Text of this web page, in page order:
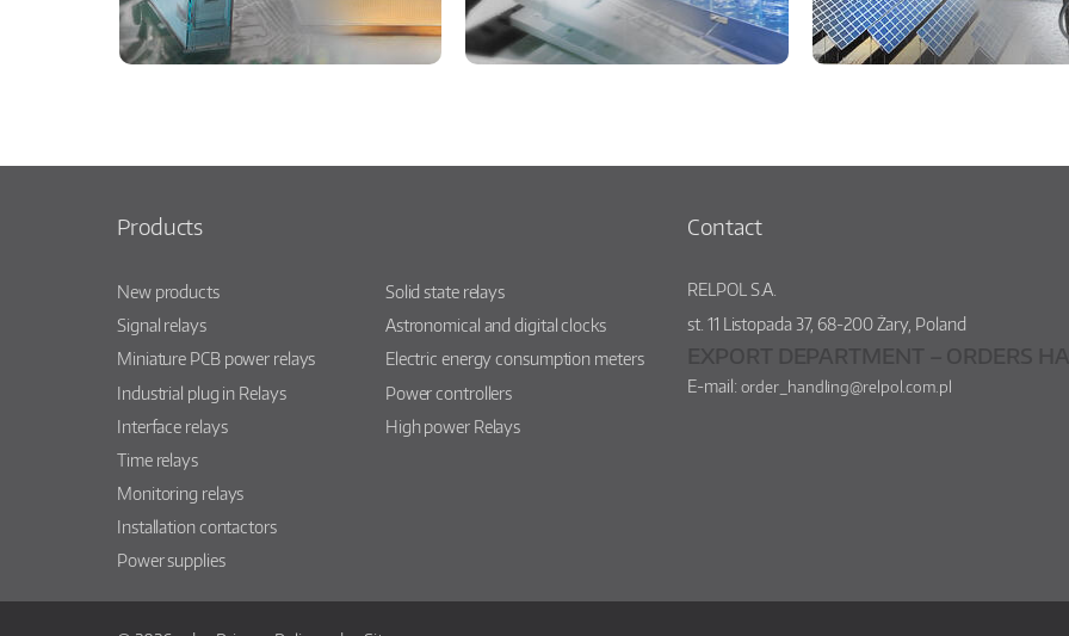
Products
New products
Signal relays
Miniature PCB power relays
Industrial plug in Relays
Interface relays
Time relays
Monitoring relays
Installation contactors
Power supplies
Solid state relays
Astronomical and digital clocks
Electric energy consumption meters
Power controllers
High power Relays
Contact
RELPOL S.A.
st. 11 Listopada 37,68-200Żary, Poland
E-mail: order_handling@relpol.com.pl